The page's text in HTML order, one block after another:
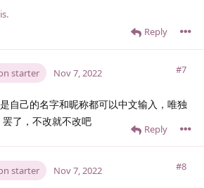
Reply
starter #7
Nov 7, 2022
自己的名字和昵称都可以中文输入，唯独
了，不改就不改吧
Reply
starter #8
Nov 7, 2022